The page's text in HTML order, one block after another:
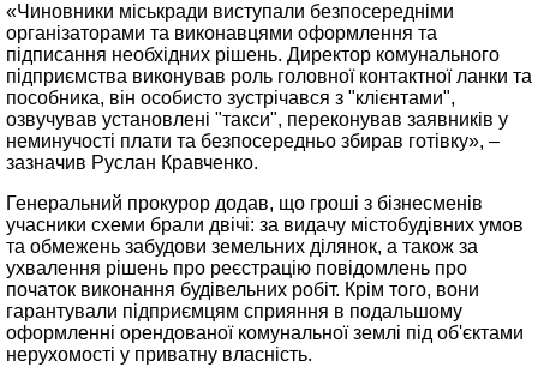
«Чиновники міськради виступали безпосередніми
організаторами та виконавцями оформлення та
підписання необхідних рішень. Директор комунального
підприємства виконував роль головної контактної ланки та
пособника, він особисто зустрічався з "клієнтами",
озвучував установлені "такси", переконував заявників у
неминучості плати та безпосередньо збирав готівку», –
зазначив Руслан Кравченко.
Генеральний прокурор додав, що гроші з бізнесменів
учасники схеми брали двічі: за видачу містобудівних умов
та обмежень забудови земельних ділянок, а також за
ухвалення рішень про реєстрацію повідомлень про
початок виконання будівельних робіт. Крім того, вони
гарантували підприємцям сприяння в подальшому
оформленні орендованої комунальної землі під об'єктами
нерухомості у приватну власність.